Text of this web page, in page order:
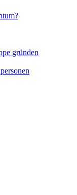
gründen